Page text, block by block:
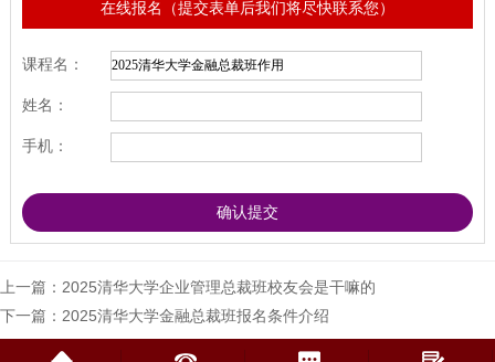
在线报名（提交表单后我们将尽快联系您）
课程名：
姓名：
手机：
上一篇： 2025清华大学企业管理总裁班校友会是干嘛的
下一篇： 2025清华大学金融总裁班报名条件介绍